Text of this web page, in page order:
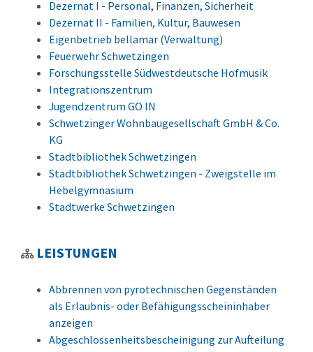
Dezernat I - Personal, Finanzen, Sicherheit
Dezernat II - Familien, Kultur, Bauwesen
Eigenbetrieb bellamar (Verwaltung)
Feuerwehr Schwetzingen
Forschungsstelle Südwestdeutsche Hofmusik
Integrationszentrum
Jugendzentrum GO IN
Schwetzinger Wohnbaugesellschaft GmbH & Co.
KG
Stadtbibliothek Schwetzingen
Stadtbibliothek Schwetzingen - Zweigstelle im
Hebelgymnasium
Stadtwerke Schwetzingen
LEISTUNGEN
Abbrennen von pyrotechnischen Gegenständen
als Erlaubnis- oder Befähigungsscheininhaber
anzeigen
Abgeschlossenheitsbescheinigung zur Aufteilung